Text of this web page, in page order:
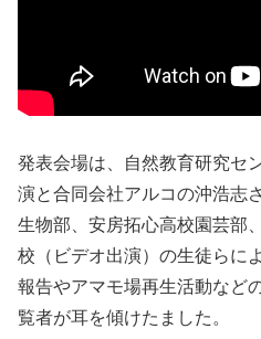
発表会場は、自然教育研究セ
演と合同会社アルコの沖浩志
生物部、安房拓心高校園芸部
校（ビデオ出演）の生徒らに
報告やアマモ場再生活動など
覧者が耳を傾けたました。